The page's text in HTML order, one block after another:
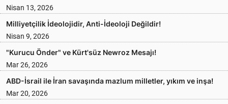
Nisan 13, 2026
Milliyetçilik İdeolojidir, Anti-İdeoloji Değildir!
Nisan 9, 2026
"Kurucu Önder" ve Kürt'süz Newroz Mesajı!
Mar 26, 2026
ABD-İsrail ile İran savaşında mazlum milletler, yıkım ve inşa!
Mar 20, 2026